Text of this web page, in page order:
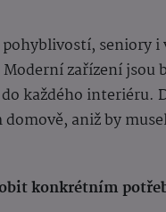
seniory i
zařízení jsou
každého interiéru.
domově, aniž by
konkrétním